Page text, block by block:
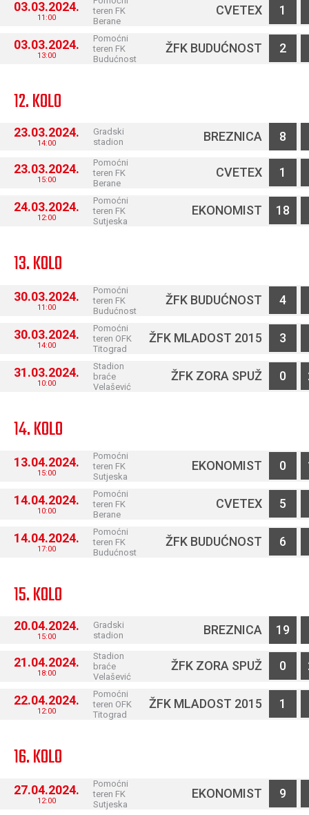
03.03.2024.
11:00
teren FK
Berane
CVETEX 1
03.03.2024.
13:00
Pomoćni
teren FK
Budućnost
ŽFK BUDUĆNOST 2
12. KOLO
23.03.2024.
14:00
Gradski
stadion
BREZNICA 8
23.03.2024.
15:00
Pomoćni
teren FK
Berane
CVETEX 1
24.03.2024.
12:00
Pomoćni
teren FK
Sutjeska
EKONOMIST 18
13. KOLO
30.03.2024.
11:00
Pomoćni
teren FK
Budućnost
ŽFK BUDUĆNOST 4
30.03.2024.
14:00
Pomoćni
teren OFK
Titograd
ŽFK MLADOST 2015 3
31.03.2024.
10:00
Stadion
braće
Velašević
ŽFK ZORA SPUŽ 0
14. KOLO
13.04.2024.
15:00
Pomoćni
teren FK
Sutjeska
EKONOMIST 0
14.04.2024.
10:00
Pomoćni
teren FK
Berane
CVETEX 5
14.04.2024.
17:00
Pomoćni
teren FK
Budućnost
ŽFK BUDUĆNOST 6
15. KOLO
20.04.2024.
15:00
Gradski
stadion
BREZNICA 19
21.04.2024.
18:00
Stadion
braće
Velašević
ŽFK ZORA SPUŽ 0
22.04.2024.
12:00
Pomoćni
teren OFK
Titograd
ŽFK MLADOST 2015 1
16. KOLO
27.04.2024.
12:00
Pomoćni
teren FK
Sutjeska
EKONOMIST 9